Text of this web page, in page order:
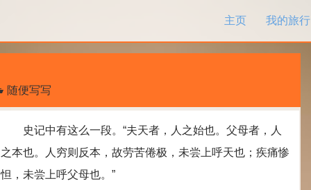
主页
我的旅行
随便写写
史记中有这么一段。“夫天者，人之始也。父母者，人
之本也。人穷则反本，故劳苦倦极，未尝上呼天也；疾痛惨
怛，未尝上呼父母也。”